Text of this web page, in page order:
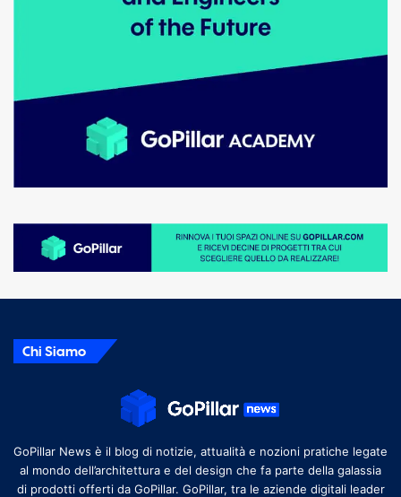
Chi Siamo
GoPillar News è il blog di notizie, attualità e nozioni pratiche legate
al mondo dell’architettura e del design che fa parte della galassia
di prodotti offerti da GoPillar. GoPillar, tra le aziende digitali leader